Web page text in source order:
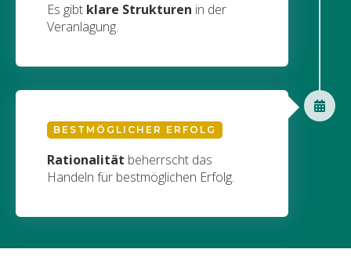
Es gibt klare Strukturen in der
Veranlagung.
BESTMÖGLICHER ERFOLG
Rationalität beherrscht das
Handeln für bestmöglichen Erfolg.